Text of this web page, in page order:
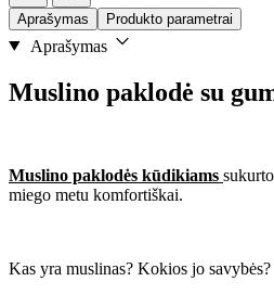
Aprašymas Produkto parametrai
Aprašymas
Muslino paklodė su
Muslino paklodės kūdikiams
miego metu komfortiškai.
Kas yra muslinas? Kokios jo savybės?